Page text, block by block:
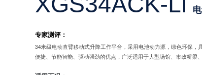
专家测评：
34米级电动直臂移动式升降工作平台，采用电池动力源，绿色环保，
便捷、节能智能、驱动强劲的优点，广泛适用于大型场馆、市政桥梁